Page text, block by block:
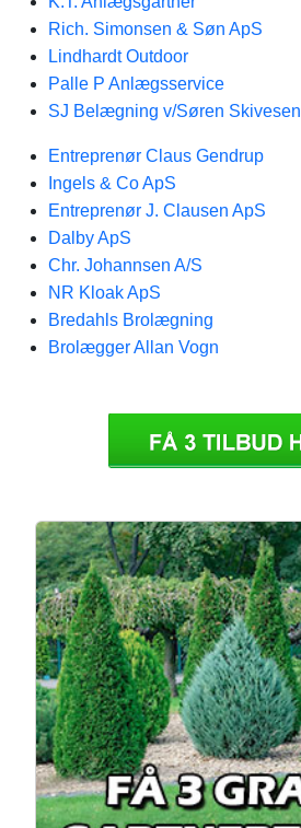
Rich. Simonsen & Søn ApS
Lindhardt Outdoor
Palle P Anlægsservice
SJ Belægning v/Søren Skivesen
Entreprenør Claus Gendrup
Ingels & Co ApS
Entreprenør J. Clausen ApS
Dalby ApS
Chr. Johannsen A/S
NR Kloak ApS
Bredahls Brolægning
Brolægger Allan Vogn